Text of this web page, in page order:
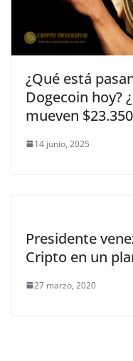
¿Qué está
Dogecoin hoy?
mueven
14 junio, 2025
Presidente
Cripto en un
27 marzo, 2020